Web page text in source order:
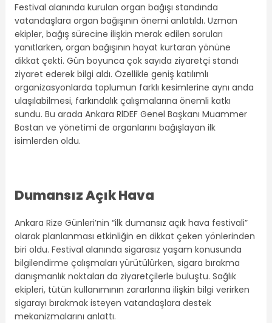
Festival alanında kurulan organ bağışı standında
vatandaşlara organ bağışının önemi anlatıldı. Uzman
ekipler, bağış sürecine ilişkin merak edilen soruları
yanıtlarken, organ bağışının hayat kurtaran yönüne
dikkat çekti. Gün boyunca çok sayıda ziyaretçi standı
ziyaret ederek bilgi aldı. Özellikle geniş katılımlı
organizasyonlarda toplumun farklı kesimlerine aynı anda
ulaşılabilmesi, farkındalık çalışmalarına önemli katkı
sundu. Bu arada Ankara RİDEF Genel Başkanı Muammer
Bostan ve yönetimi de organlarını bağışlayan ilk
isimlerden oldu.
Dumansız Açık Hava
Ankara Rize Günleri’nin “ilk dumansız açık hava festivali”
olarak planlanması etkinliğin en dikkat çeken yönlerinden
biri oldu. Festival alanında sigarasız yaşam konusunda
bilgilendirme çalışmaları yürütülürken, sigara bırakma
danışmanlık noktaları da ziyaretçilerle buluştu. Sağlık
ekipleri, tütün kullanımının zararlarına ilişkin bilgi verirken
sigarayı bırakmak isteyen vatandaşlara destek
mekanizmalarını anlattı.